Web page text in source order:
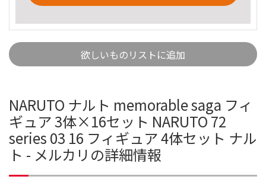
欲しいものリストに追加
NARUTO ナルト memorable saga フィ
ギュア 3体×16セット NARUTO 72
series 03 16 フィギュア 4体セット ナル
ト - メルカリの詳細情報